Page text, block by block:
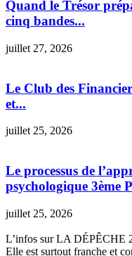
Quand le Trésor
cinq bandes...
juillet 27, 2026
Le Club des
et...
juillet 25, 2026
Le processus de
psychologique 3ème P
juillet 25, 2026
L’infos sur LA DÉPÊCHE
Elle est surtout franche et